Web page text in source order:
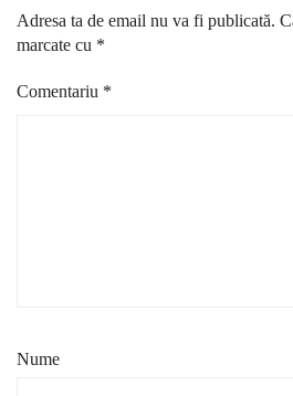
Adresa ta de email nu va fi publicată.
marcate cu *
Comentariu *
Nume